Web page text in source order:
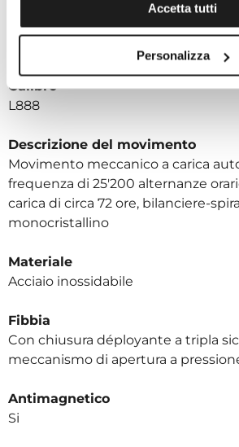
Accetta tutti
Personalizza
Funzione
Calibro
L888
Descrizione del movimento
Movimento meccanico a carica
frequenza di 25'200 alternanze
carica di circa 72 ore, bilanciere-
monocristallino
Materiale
Acciaio inossidabile
Fibbia
Con chiusura déployante a tripla
meccanismo di apertura a
Antimagnetico
Si